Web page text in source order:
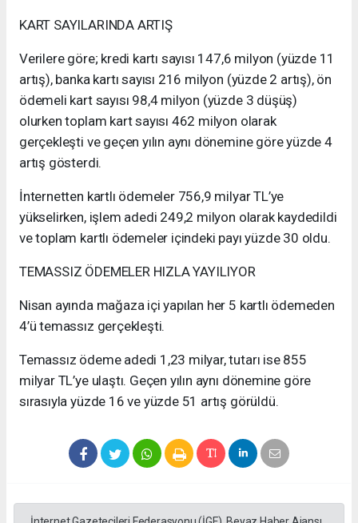
KART SAYILARINDA ARTIŞ
Verilere göre; kredi kartı sayısı 147,6 milyon (yüzde 11
artış), banka kartı sayısı 216 milyon (yüzde 2 artış), ön
ödemeli kart sayısı 98,4 milyon (yüzde 3 düşüş)
olurken toplam kart sayısı 462 milyon olarak
gerçekleşti ve geçen yılın aynı dönemine göre yüzde 4
artış gösterdi.
İnternetten kartlı ödemeler 756,9 milyar TL’ye
yükselirken, işlem adedi 249,2 milyon olarak kaydedildi
ve toplam kartlı ödemeler içindeki payı yüzde 30 oldu.
TEMASSIZ ÖDEMELER HIZLA YAYILIYOR
Nisan ayında mağaza içi yapılan her 5 kartlı ödemeden
4’ü temassız gerçekleşti.
Temassız ödeme adedi 1,23 milyar, tutarı ise 855
milyar TL’ye ulaştı. Geçen yılın aynı dönemine göre
sırasıyla yüzde 16 ve yüzde 51 artış görüldü.